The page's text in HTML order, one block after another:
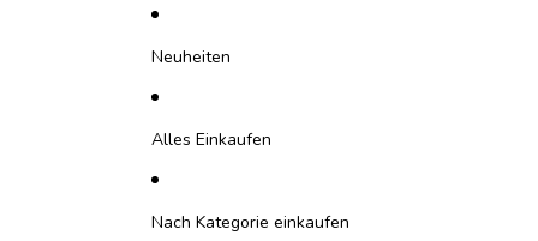
Neuheiten
Alles Einkaufen
Nach Kategorie einkaufen